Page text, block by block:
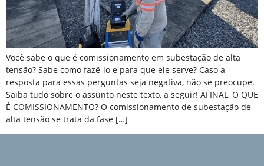
Você sabe o que é comissionamento em subestação de alta
tensão? Sabe como fazê-lo e para que ele serve? Caso a
resposta para essas perguntas seja negativa, não se preocupe.
Saiba tudo sobre o assunto neste texto, a seguir! AFINAL, O QUE
É COMISSIONAMENTO? O comissionamento de subestação de
alta tensão se trata da fase […]